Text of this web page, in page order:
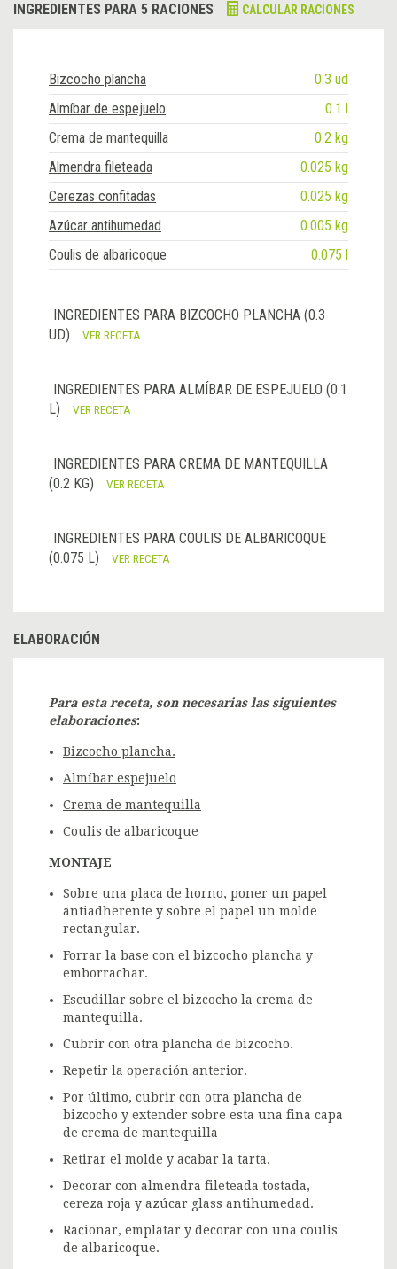
INGREDIENTES PARA 5 RACIONES CALCULAR RACIONES
Bizcocho plancha
0.3 ud
Almíbar de espejuelo
0.1 l
Crema de mantequilla
0.2 kg
Almendra fileteada
0.025 kg
Cerezas confitadas
0.025 kg
Azúcar antihumedad
0.005 kg
Coulis de albaricoque
0.075 l
INGREDIENTES PARA BIZCOCHO PLANCHA (0.3
UD)
VER RECETA
INGREDIENTES PARA ALMÍBAR DE ESPEJUELO (0.1
L)
VER RECETA
INGREDIENTES PARA CREMA DE MANTEQUILLA
(0.2 KG)
VER RECETA
INGREDIENTES PARA COULIS DE ALBARICOQUE
(0.075 L)
VER RECETA
ELABORACIÓN
Para esta receta, son necesarias las siguientes
elaboraciones:
Bizcocho plancha.
Almíbar espejuelo
Crema de mantequilla
Coulis de albaricoque
MONTAJE
Sobre una placa de horno, poner un papel
antiadherente y sobre el papel un molde
rectangular.
Forrar la base con el bizcocho plancha y
emborrachar.
Escudillar sobre el bizcocho la crema de
mantequilla.
Cubrir con otra plancha de bizcocho.
Repetir la operación anterior.
Por último, cubrir con otra plancha de
bizcocho y extender sobre esta una fina capa
de crema de mantequilla
Retirar el molde y acabar la tarta.
Decorar con almendra fileteada tostada,
cereza roja y azúcar glass antihumedad.
Racionar, emplatar y decorar con una coulis
de albaricoque.